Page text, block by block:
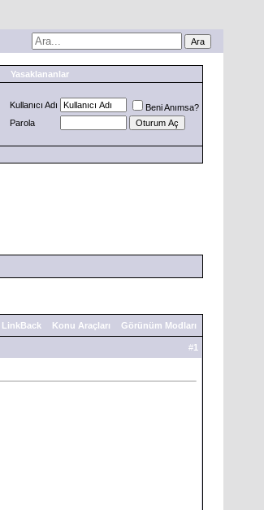
Yasaklananlar
Kullanıcı Adı
Beni Anımsa?
Parola
LinkBack Konu Araçları Görünüm Modları
#1